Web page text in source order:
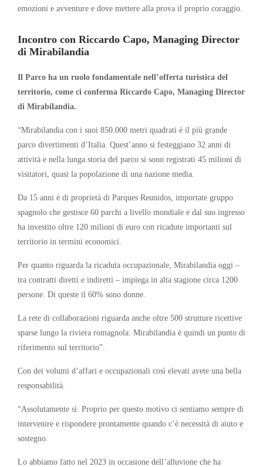
emozioni e avventure e dove mettere alla prova il proprio coraggio.
Incontro con Riccardo Capo, Managing Director
di Mirabilandia
Il Parco ha un ruolo fondamentale nell’offerta turistica del
territorio, come ci conferma Riccardo Capo, Managing Director
di Mirabilandia.
“Mirabilandia con i suoi 850.000 metri quadrati è il più grande
parco divertimenti d’Italia. Quest’anno si festeggiano 32 anni di
attività e nella lunga storia del parco si sono registrati 45 milioni di
visitatori, quasi la popolazione di una nazione media.
Da 15 anni è di proprietà di Parques Reunidos, importate gruppo
spagnolo che gestisce 60 parchi a livello mondiale e dal suo ingresso
ha investito oltre 120 milioni di euro con ricadute importanti sul
territorio in termini economici.
Per quanto riguarda la ricaduta occupazionale, Mirabilandia oggi –
tra contratti diretti e indiretti – impiega in alta stagione circa 1200
persone. Di queste il 60% sono donne.
La rete di collaborazioni riguarda anche oltre 500 strutture ricettive
sparse lungo la riviera romagnola: Mirabilandia è quindi un punto di
riferimento sul territorio”.
Con dei volumi d’affari e occupazionali così elevati avete una bella
responsabilità.
“Assolutamente sì. Proprio per questo motivo ci sentiamo sempre di
intervenire e rispondere prontamente quando c’è necessità di aiuto e
sostegno.
Lo abbiamo fatto nel 2023 in occasione dell’alluvione che ha